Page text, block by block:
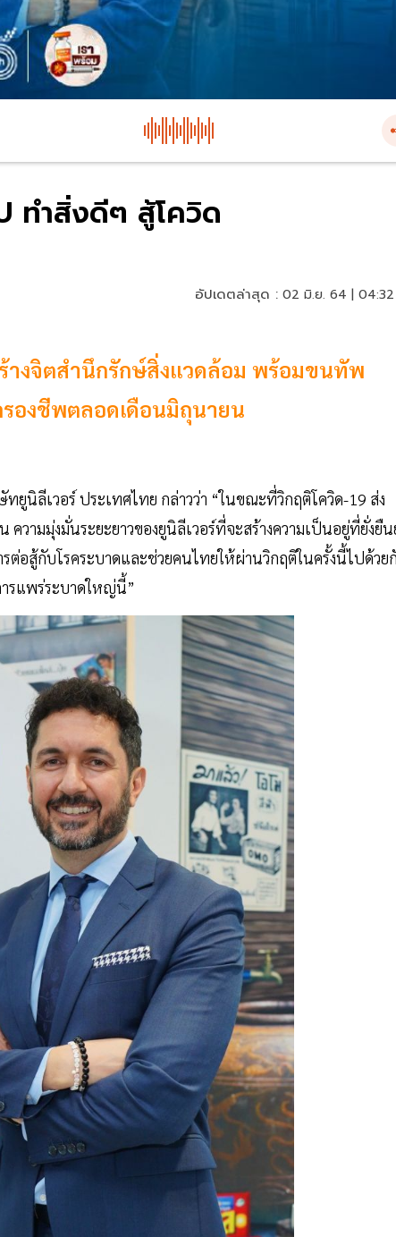
ทำสิ่งดีๆ สู้โควิด
อัปเดตล่าสุด : 02 มิ.ย. 64 |
างจิตสำนึกรักษ์สิ่งแวดล้อม พร้อมขนทัพ
องชีพตลอดเดือนมิถุนายน
ยูนิลีเวอร์ ประเทศไทย กล่าวว่า “ในขณะที่วิกฤติโควิด-19 ส่ง
ามมุ่งมั่นระยะยาวของยูนิลีเวอร์ที่จะสร้างความเป็นอยู่ที่ยั่งยืน
ต่อสู้กับโรคระบาดและช่วยคนไทยให้ผ่านวิกฤติในครั้งนี้ไปด้วย
รแพร่ระบาดใหญ่นี้”